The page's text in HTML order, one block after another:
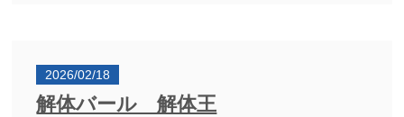
2026/02/18
解体バール 解体王